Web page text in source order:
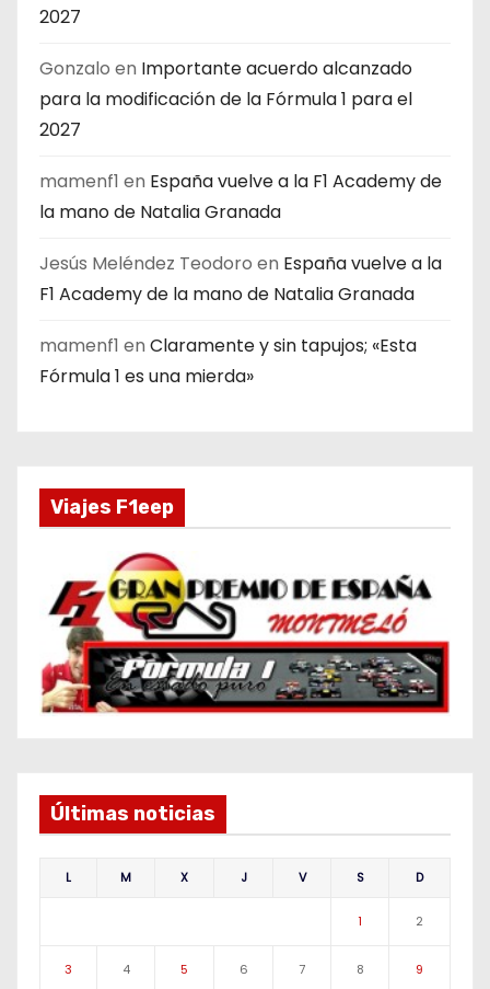
2027
Gonzalo en Importante acuerdo alcanzado
para la modificación de la Fórmula 1 para el
2027
mamenf1 en España vuelve a la F1 Academy de
la mano de Natalia Granada
Jesús Meléndez Teodoro en España vuelve a la
F1 Academy de la mano de Natalia Granada
mamenf1 en Claramente y sin tapujos; «Esta
Fórmula 1 es una mierda»
Viajes F1eep
Últimas noticias
L M X J V S D
1 2
3 4 5 6 7 8 9